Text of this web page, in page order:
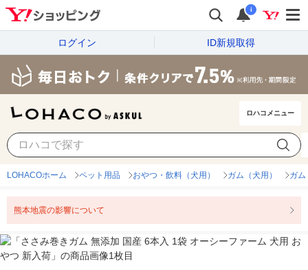
i
ログイン ID新規取得
ロハコメニュー
LOHACOホーム ペット用品 おやつ・飲料（犬用） ガム（犬用） ガ
熊本地震の影響について